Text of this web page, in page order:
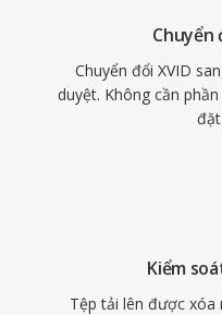
khung hình hiện
thông thường 10:1
chất lượng hình
cao hơn đáng kể so
thời gian ở chất
sát dựa trên web,
đảm bảo giải mã
phần cứng nhúng
Chuyển đổi XVID
duyệt. Không cần
Kiểm
Tệp tải lên được xóa